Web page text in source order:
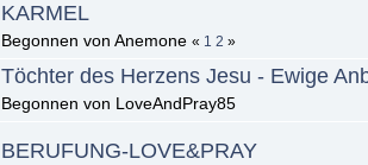
KARMEL
Begonnen von Anemone « 1 2 »
Töchter des Herzens Jesu - Ewige
Begonnen von LoveAndPray85
BERUFUNG-LOVE&PRAY